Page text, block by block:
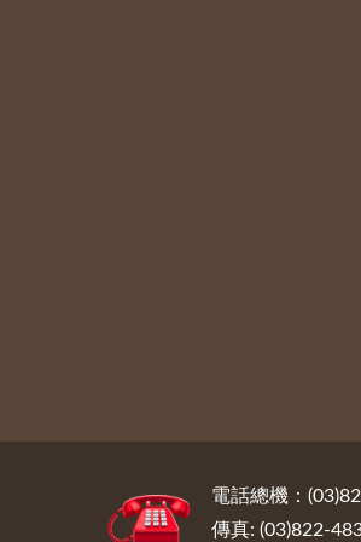
電話總機：
傳真: (03)822-